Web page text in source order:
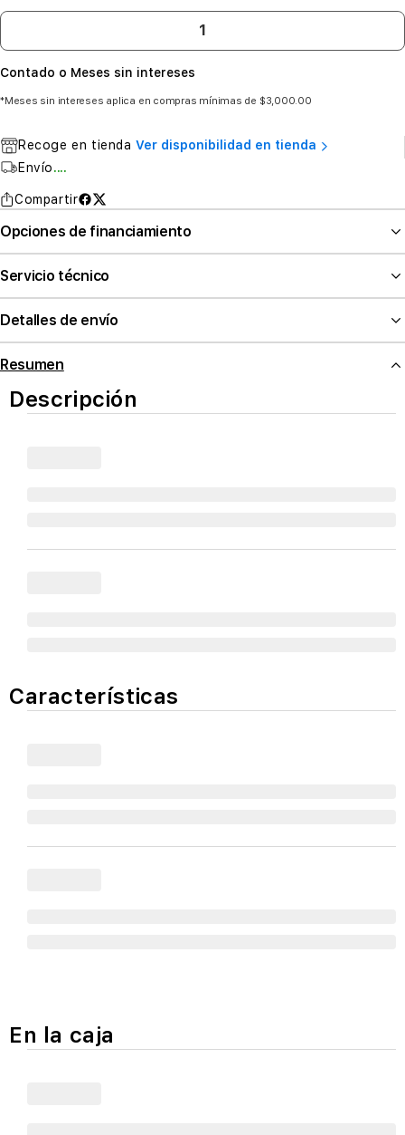
Contado o Meses sin intereses
*Meses sin intereses aplica en compras mínimas de $3,000.00
Recoge en tienda Ver disponibilidad en tienda
Envío....
Compartir
Opciones de financiamiento
Servicio técnico
Detalles de envío
Resumen
Descripción
Características
En la caja